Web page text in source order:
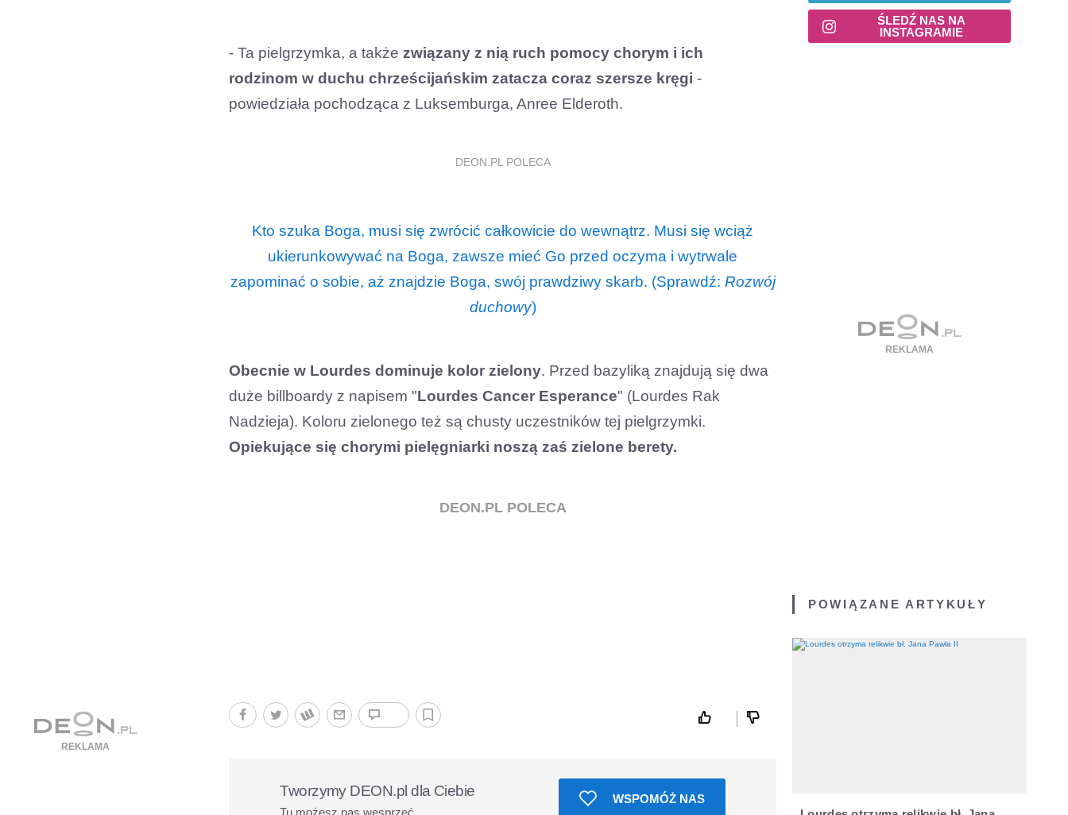
- Ta pielgrzymka, a takżezwiązany z nią ruch pomocy chorym i ich
rodzinom w duchu chrześcijańskim zatacza coraz szersze kręgi -
powiedziała pochodząca z Luksemburga, Anree Elderoth.
DEON.PL POLECA
Kto szuka Boga, musi się zwrócić całkowicie do wewnątrz. Musi się wciąż
ukierunkowywać na Boga, zawsze mieć Go przed oczyma i wytrwale
zapominać o sobie, aż znajdzie Boga, swój prawdziwy skarb. (Sprawdź: Rozwój
duchowy)
Obecnie w Lourdes dominuje kolor zielony. Przed bazyliką znajdują się dwa
duże billboardy z napisem "Lourdes Cancer Esperance" (Lourdes Rak
Nadzieja). Koloru zielonego też są chusty uczestników tej pielgrzymki.
Opiekujące się chorymi pielęgniarki noszą zaś zielone berety.
DEON.PL POLECA
Tworzymy DEON.pl dla Ciebie
Tu możesz nas wesprzeć.
WSPOMÓŻ NAS
ŚLEDŹ NAS NA
INSTAGRAMIE
POWIĄZANE ARTYKUŁY